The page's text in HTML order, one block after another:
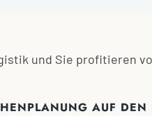
und Sie profitieren
AUF DEN